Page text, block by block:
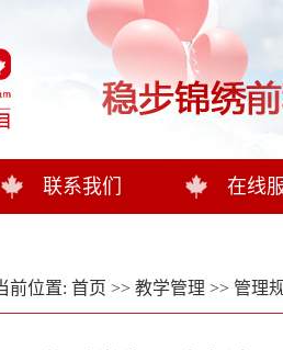
联系我们 在线
前位置: 首页 >> 教学管理 >> 管理